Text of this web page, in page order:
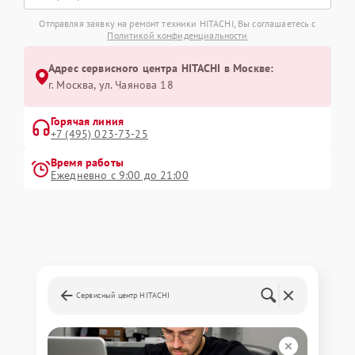
Отправляя заявку на ремонт техники HITACHI, Вы соглашаетесь с
Политикой конфиденциальности
Адрес сервисного центра HITACHI в Москве:
г. Москва, ул. Чаянова 18
Горячая линия
+7 (495) 023-73-25
Время работы
Ежедневно с 9:00 до 21:00
Сервисный центр HITACHI